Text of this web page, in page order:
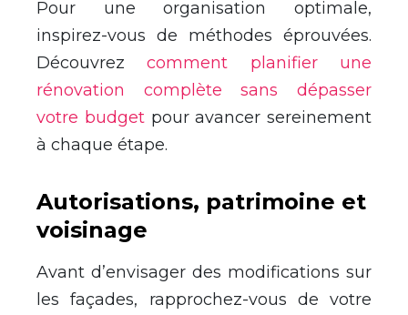
Pour une organisation optimale,
inspirez-vous de méthodes éprouvées.
Découvrezcomment planifier une
rénovation complète sans dépasser
votre budgetpour avancer sereinement
à chaque étape.
Autorisations, patrimoine et
voisinage
Avant d’envisager des modifications sur
les façades, rapprochez-vous de votre